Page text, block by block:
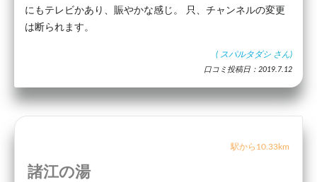
にもテレビかあり、賑やかな感じ。 只、チャンネルの変更
は断られます。
( スパルタダシ さん)
口コミ投稿日：2019.7.12
駅から10.33km
諸江の湯